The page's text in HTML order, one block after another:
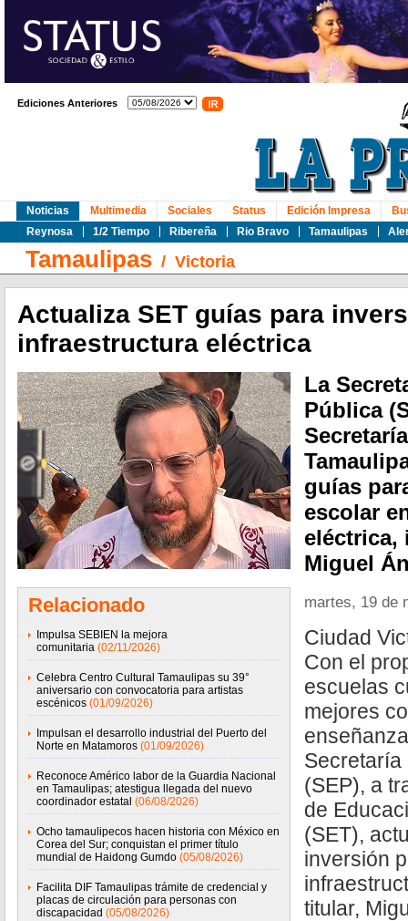
Ediciones Anteriores
Noticias
Reynosa
1/2 Tiempo Ribereña Rio Bravo Tamaulipas
Multimedia Sociales Status Edición Impresa
Tamaulipas / Victoria
Actualiza SET guías para
infraestructura eléctrica
Relacionado
Impulsa SEBIEN la mejora
comunitaria (02/11/2026)
Celebra Centro Cultural Tamaulipas su 39°
aniversario con convocatoria para artistas
escénicos (01/09/2026)
Impulsan el desarrollo industrial del Puerto del
Norte en Matamoros (01/09/2026)
Reconoce Américo labor de la Guardia Nacional
en Tamaulipas; atestigua llegada del nuevo
coordinador estatal (06/08/2026)
Ocho tamaulipecos hacen historia con México en
Corea del Sur; conquistan el primer título
mundial de Haidong Gumdo (05/08/2026)
Facilita DIF Tamaulipas trámite de credencial y
placas de circulación para personas con
discapacidad (05/08/2026)
La
Pública
guías
escolar
eléctrica,
Miguel
martes, 19 de
Ciudad
Con el
escuelas
mejores
Secretaría
(SEP), a
de
(SET),
inversión
titular,